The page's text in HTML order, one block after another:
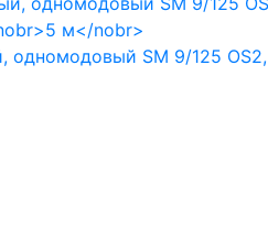
одномодовый SM 9/125 OS2,